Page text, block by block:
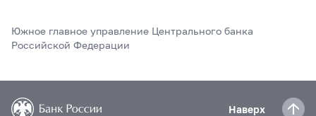
Южное главное управление Центрального банка
Российской Федерации
Наверх